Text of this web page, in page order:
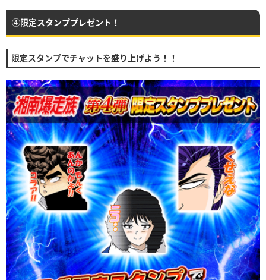
④限定スタンププレゼント！
限定スタンプでチャットを盛り上げよう！！